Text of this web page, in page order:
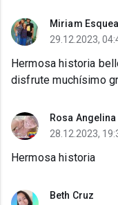
Miriam Esquea
29.12.2023,
Hermosa historia
disfrute muchísimo
Rosa
28.12.2023,
Hermosa historia
Beth Cruz